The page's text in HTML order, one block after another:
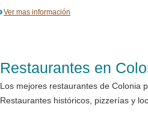
Ver mas información
Restaurantes en
Los mejores restaurantes de Colonia
Restaurantes históricos, pizzerías y